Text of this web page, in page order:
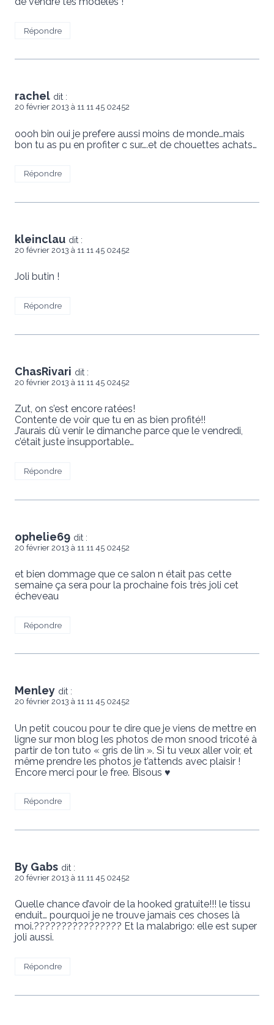
Répondre
rachel dit :
20 février 2013 à 11 11 45 02452
oooh bin oui je prefere aussi moins de monde…mais
bon tu as pu en profiter c sur….et de chouettes achats…
Répondre
kleinclau dit :
20 février 2013 à 11 11 45 02452
Joli butin !
Répondre
ChasRivari dit :
20 février 2013 à 11 11 45 02452
Zut, on s’est encore ratées!
Contente de voir que tu en as bien profité!!
J’aurais dû venir le dimanche parce que le vendredi,
c’était juste insupportable…
Répondre
ophelie69 dit :
20 février 2013 à 11 11 45 02452
et bien dommage que ce salon n était pas cette
semaine ça sera pour la prochaine fois très joli cet
écheveau
Répondre
Menley dit :
20 février 2013 à 11 11 45 02452
Un petit coucou pour te dire que je viens de mettre en
ligne sur mon blog les photos de mon snood tricoté à
partir de ton tuto « gris de lin ». Si tu veux aller voir, et
même prendre les photos je t’attends avec plaisir !
Encore merci pour le free. Bisous ♥
Répondre
By Gabs dit :
20 février 2013 à 11 11 45 02452
Quelle chance d’avoir de la hooked gratuite!!! le tissu
enduit… pourquoi je ne trouve jamais ces choses là
moi.???????????????? Et la malabrigo: elle est super
joli aussi.
Répondre